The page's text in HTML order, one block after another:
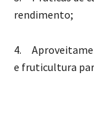
rendimento;
4.
e fruticultura